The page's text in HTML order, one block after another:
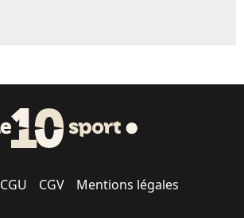
CGU CGV Mentions légales